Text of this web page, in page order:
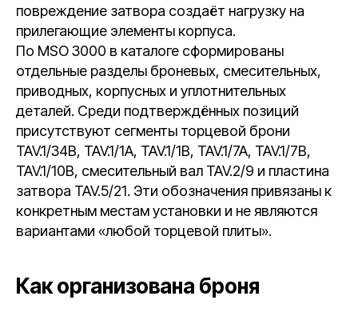
повреждение затвора создаёт нагрузку на
прилегающие элементы корпуса.
По MSO 3000 в каталоге сформированы
отдельные разделы броневых, смесительных,
приводных, корпусных и уплотнительных
деталей. Среди подтверждённых позиций
присутствуют сегменты торцевой брони
TAV.1/34B, TAV.1/1A, TAV.1/1B, TAV.1/7A, TAV.1/7B,
TAV.1/10B, смесительный вал TAV.2/9 и пластина
затвора TAV.5/21. Эти обозначения привязаны к
конкретным местам установки и не являются
вариантами «любой торцевой плиты».
Как организована броня